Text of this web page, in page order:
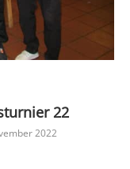
22
2022